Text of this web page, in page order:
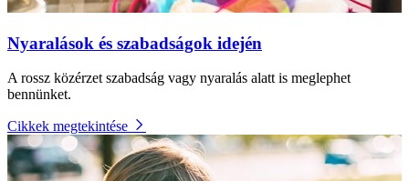
Nyaralások és szabadságok idején
A rossz közérzet szabadság vagy nyaralás alatt is meglephet
bennünket.
Cikkek megtekintése